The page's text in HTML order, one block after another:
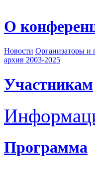
О
Новости Организаторы и
архив 2003-2025
Участникам
Программа